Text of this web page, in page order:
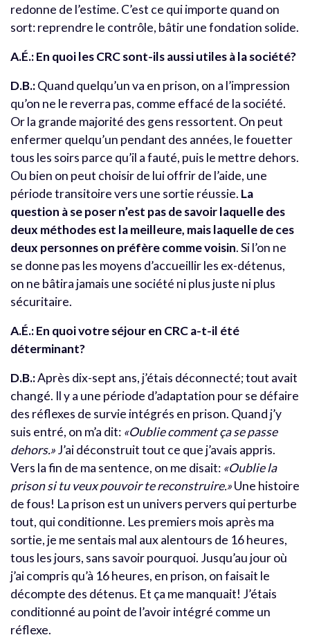
redonne de l’estime. C’est ce qui importe quand on
sort: reprendre le contrôle, bâtir une fondation solide.
A.É.: En quoi les CRC sont-ils aussi utiles à la société?
D.B.:Quand quelqu’un va en prison, on a l’impression
qu’on ne le reverra pas, comme effacé de la société.
Or la grande majorité des gens ressortent. On peut
enfermer quelqu’un pendant des années, le fouetter
tous les soirs parce qu’il a fauté, puis le mettre dehors.
Ou bien on peut choisir de lui offrir de l’aide, une
période transitoire vers une sortie réussie. La
question à se poser n’est pas de savoir laquelle des
deux méthodes est la meilleure, mais laquelle de ces
deux personnes on préfère comme voisin. Si l’on ne
se donne pas les moyens d’accueillir les ex-détenus,
on ne bâtira jamais une société ni plus juste ni plus
sécuritaire.
A.É.: En quoi votre séjour en CRC a-t-il été
déterminant?
D.B.:Après dix-sept ans, j’étais déconnecté; tout avait
changé. Il y a une période d’adaptation pour se défaire
des réflexes de survie intégrés en prison. Quand j’y
suis entré, on m’a dit: «Oublie comment ça se passe
dehors.»J’ai déconstruit tout ce que j’avais appris.
Vers la fin de ma sentence, on me disait: «Oublie la
prison si tu veux pouvoir te reconstruire.»Une histoire
de fous! La prison est un univers pervers qui perturbe
tout, qui conditionne. Les premiers mois après ma
sortie, je me sentais mal aux alentours de 16 heures,
tous les jours, sans savoir pourquoi. Jusqu’au jour où
j’ai compris qu’à 16 heures, en prison, on faisait le
décompte des détenus. Et ça me manquait! J’étais
conditionné au point de l’avoir intégré comme un
réflexe.